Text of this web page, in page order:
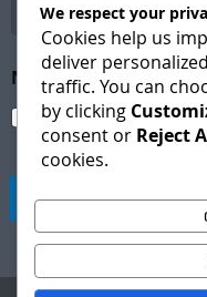
ó
n
i
c
*
l
t
Newsletter
I agree to receive
Suscribirse
We respect your
Cookies help us
deliver
traffic. You can
by clicking
consent or Reject
cookies.